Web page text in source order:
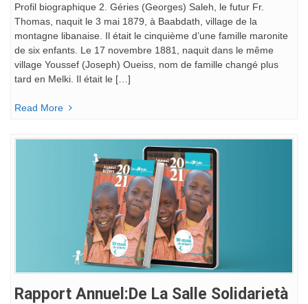
Profil biographique 2. Géries (Georges) Saleh, le futur Fr.
Thomas, naquit le 3 mai 1879, à Baabdath, village de la
montagne libanaise. Il était le cinquième d’une famille maronite
de six enfants. Le 17 novembre 1881, naquit dans le même
village Youssef (Joseph) Oueiss, nom de famille changé plus
tard en Melki. Il était le […]
Read More
Rapport Annuel:De La Salle Solidarietà